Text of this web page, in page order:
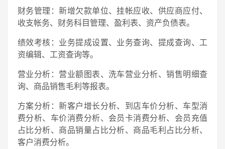
财务管理：新增欠款单位、挂帐应收、供应商应付、
收支帐务、财务科目管理、盈利表、资产负债表。
绩效考核：业务提成设置、业务查询、提成查询、工
资编辑、工资查询等。
营业分析：营业额图表、洗车营业分析、销售明细查
询、商品销售毛利等报表。
方案分析：新客户增长分析、到店车价分析、车型消
费分析、车价消费分析、会员卡消费分析、会员充值
占比分析、商品销量占比分析、商品毛利占比分析、
客户消费分析。